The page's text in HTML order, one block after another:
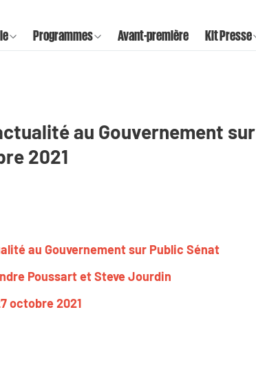
Programmes Avant-première Kit Presse
au Gouvernement sur
2021
au Gouvernement sur Public Sénat
Poussart et Steve Jourdin
octobre 2021